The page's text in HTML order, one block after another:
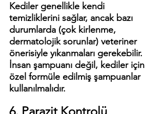
Kediler genellikle kendi
temizliklerini sağlar, ancak bazı
durumlarda (çok kirlenme,
dermatolojik sorunlar) veteriner
önerisiyle yıkanmaları gerekebilir.
İnsan şampuanı değil, kediler için
özel formüle edilmiş şampuanlar
kullanılmalıdır.